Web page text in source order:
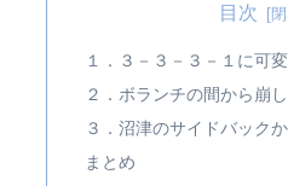
目次
１．３－３－３－１に可
２．ボランチの間から崩し
３．沼津のサイドバック
まとめ